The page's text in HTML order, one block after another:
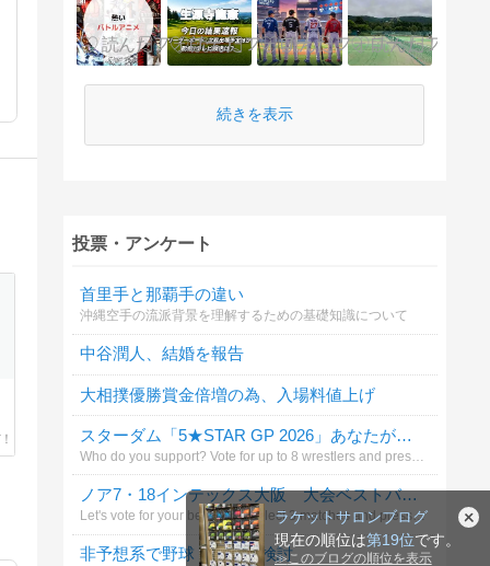
ラケットサロンブログ
現在の順位は第19位です。
≫このブログの順位を表示
続きを表示
投票・アンケート
首里手と那覇手の違い
沖縄空手の流派背景を理解するための基礎知識について
中谷潤人、結婚を報告
大相撲優勝賞金倍増の為、入場料値上げ
スターダム「5★STAR GP 2026」あなたが応援する選手は?（4ブロック8人まで）
Who do you support? Vote for up to 8 wrestlers and press the vote（投票）button.
ノア7・18インテックス大阪 大会ベストバウトは?
Let's vote for your best bout! Select 3 matches and press the vote（投票）button.
非予想系で野球くじ導入検討